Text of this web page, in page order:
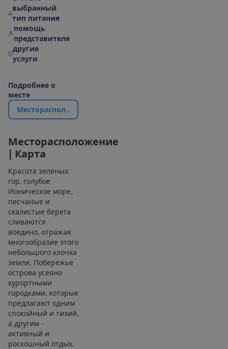
выбранный
тип питания
помощь
представителя
другие
услуги
Подробнее о
месте
Месторасполож
Месторасположение
Карта
Красота зеленых
гор, голубое
Ионическое море,
песчаные и
скалистые берега
сливаются
воедино, отражая
многообразие этого
небольшого клочка
земли. Побережье
острова усеяно
курортными
городками, которые
предлагают одним
спокойный и тихий,
а другим -
активный и
роскошный отдых.